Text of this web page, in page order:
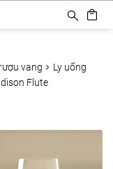
vang
Ly uống
Flute